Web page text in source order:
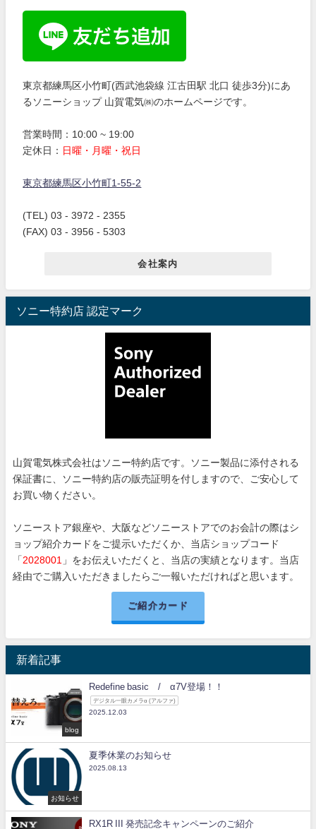
東京都練馬区小竹町(西武池袋線 江古田駅 北口 徒歩3分)にあ
るソニーショップ 山賀電気㈱のホームページです。
営業時間：10:00 ~ 19:00
定休日：
日曜・月曜・祝日
東京都練馬区小竹町1-55-2
(TEL) 03 - 3972 - 2355
(FAX) 03 - 3956 - 5303
会社案内
ソニー特約店 認定マーク
山賀電気株式会社はソニー特約店です。ソニー製品に添付される
保証書に、ソニー特約店の販売証明を付しますので、ご安心して
お買い物ください。
ソニーストア銀座や、大阪などソニーストアでのお会計の際はシ
ョップ紹介カードをご提示いただくか、当店ショップコード
「 2028001
」をお伝えいただくと、当店の実績となります。当店
経由でご購入いただきましたらご一報いただければと思います。
ご紹介カード
新着記事
blog
Redefine basic / α7V登場！！
デジタル一眼カメラα (アルファ)
2025.12.03
お知らせ
夏季休業のお知らせ
2025.08.13
RX1R III 発売記念キャンペーンのご紹介